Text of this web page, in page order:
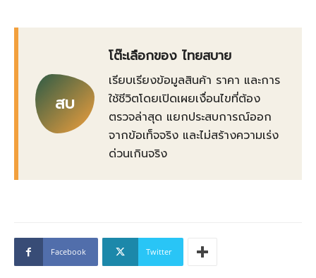
สบ
โต๊ะเลือกของ ไทยสบาย
เรียบเรียงข้อมูลสินค้า ราคา และการ
ใช้ชีวิตโดยเปิดเผยเงื่อนไขที่ต้อง
ตรวจล่าสุด แยกประสบการณ์ออก
จากข้อเท็จจริง และไม่สร้างความเร่ง
ด่วนเกินจริง
Facebook Twitter